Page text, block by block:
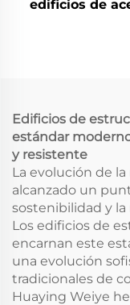
edificios de
Edificios de
estándar
y resistente
La evolución de
alcanzado un
sostenibilidad y
Los edificios de
encarnan este
una evolución
tradicionales de
Huaying Weiye